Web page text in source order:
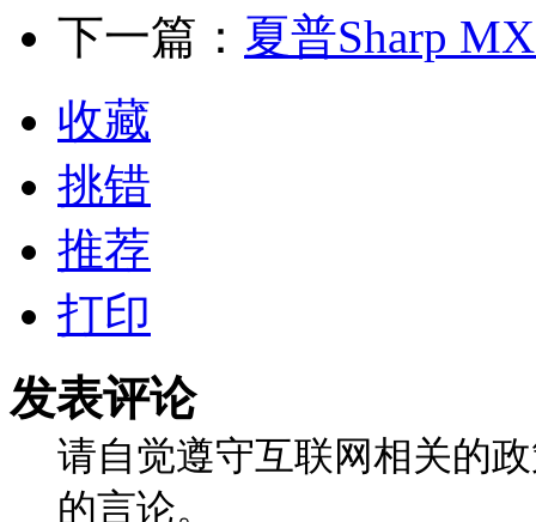
下一篇： 夏普Sharp
收藏
挑错
推荐
打印
发表评论
请自觉遵守互联网相关的
的言论。